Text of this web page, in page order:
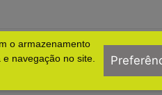
o armazenamento
navegação no site.Políticas do HNSD